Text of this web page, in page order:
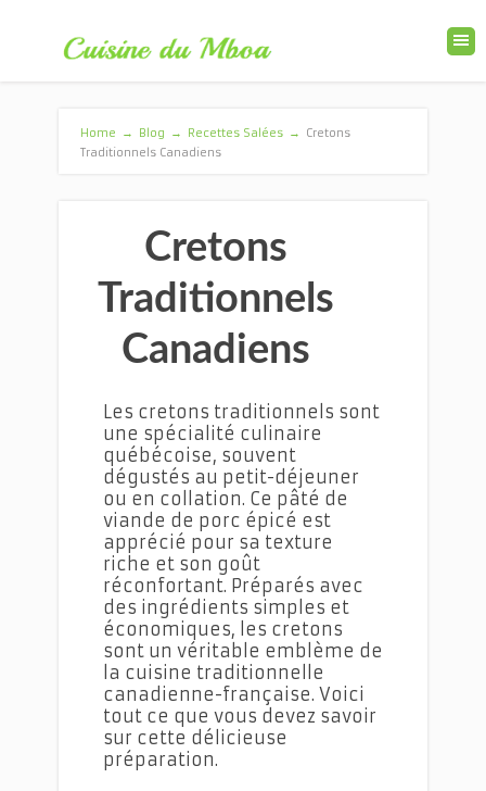
Home → Blog → Recettes Salées →
Cretons
Traditionnels Canadiens
Cretons
Traditionnels
Canadiens
Les cretons traditionnels sont
une spécialité culinaire
québécoise, souvent
dégustés au petit-déjeuner
ou en collation. Ce pâté de
viande de porc épicé est
apprécié pour sa texture
riche et son goût
réconfortant. Préparés avec
des ingrédients simples et
économiques, les cretons
sont un véritable emblème de
la cuisine traditionnelle
canadienne-française. Voici
tout ce que vous devez savoir
sur cette délicieuse
préparation.